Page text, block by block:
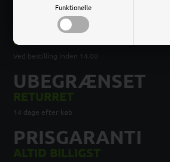
Funktionelle
DAG TIL DAG
LEVERING
Ved bestilling inden 14.00
UBEGRÆNSET
RETURRET
14 dage efter køb
PRISGARANTI
ALTID BILLIGST